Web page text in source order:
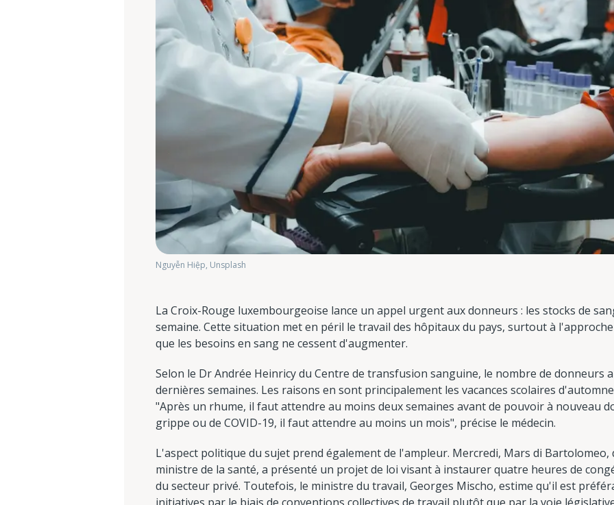
Nguyễn Hiệp, Unsplash
La Croix-Rouge luxembourgeoise lance un appel urgent aux donneurs : les stocks de
semaine. Cette situation met en péril le travail des hôpitaux du pays, surtout à
que les besoins en sang ne cessent d'augmenter.
Selon le Dr Andrée Heinricy du Centre de transfusion sanguine, le nombre de donneurs
dernières semaines. Les raisons en sont principalement les vacances scolaires
"Après un rhume, il faut attendre au moins deux semaines avant de pouvoir à nouveau
grippe ou de COVID-19, il faut attendre au moins un mois", précise le médecin.
L'aspect politique du sujet prend également de l'ampleur. Mercredi, Mars di Bartolomeo,
ministre de la santé, a présenté un projet de loi visant à instaurer quatre heures de
du secteur privé. Toutefois, le ministre du travail, Georges Mischo, estime qu'il est